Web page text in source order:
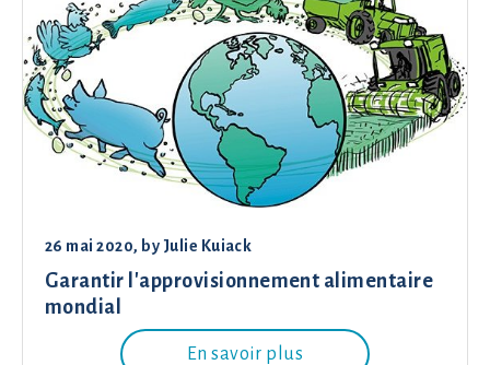
26 mai 2020, by Julie Kuiack
Garantir l'approvisionnement alimentaire
mondial
En savoir plus